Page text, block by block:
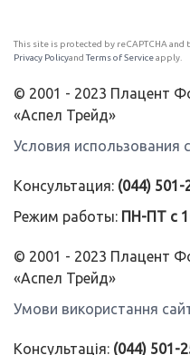
This site is protected by reCAPTCHA and
Privacy Policyand Terms of Serviceapply.
© 2001 - 2023 Плацент
«Аспел Трейд»
Условия использования
Консультация: (044) 501-
Режим работы: ПН-ПТ с
© 2001 - 2023 Плацент
«Аспел Трейд»
Умови використання
Консультація: (044) 501-